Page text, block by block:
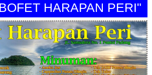
HARAPAN PERI"